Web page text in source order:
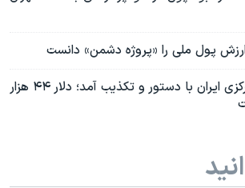
پول ملی را «پروژه دشمن» دانست
رییس جدید بانک مرکزی ایران با دستور و تکذیب آمد؛ دلار ۴۴ هزار